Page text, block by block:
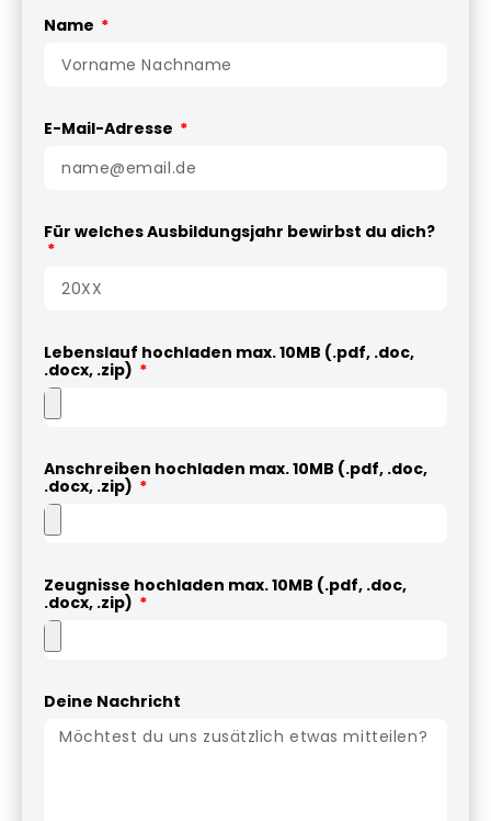
Name
E-Mail-Adresse
Für welches Ausbildungsjahr bewirbst du dich?
Lebenslauf hochladen max. 10MB (.pdf, .doc,
.docx, .zip)
Anschreiben hochladen max. 10MB (.pdf, .doc,
.docx, .zip)
Zeugnisse hochladen max. 10MB (.pdf, .doc,
.docx, .zip)
Deine Nachricht